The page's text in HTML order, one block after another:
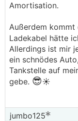
Amortisation.
Außerdem
Ladekabel hätte
Allerdings ist mir
ein schnödes
Tankstelle auf
gebe. 😎☀️
jumbo125